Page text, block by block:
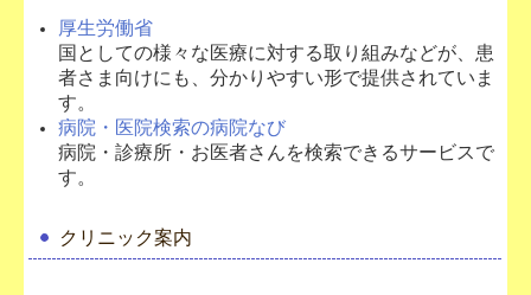
ブログアーカイブ
リンク集
ブログ
クリニック案内
厚生労働省
国としての様々な医療に対する取り組みなどが、患
者さま向けにも、分かりやすい形で提供されていま
す。
病院・医院検索の病院なび
病院・診療所・お医者さんを検索できるサービスで
す。